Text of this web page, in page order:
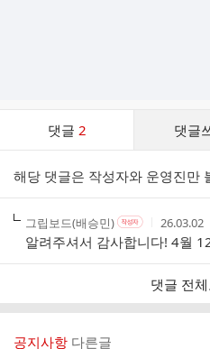
댓글 2 댓글
리
해당 댓글은 작성자와 운영진만
작
성
자
그립보드(배승민)작
성
자
본
부
작
성
자
작
성
시
간
26.03.02
알려주셔서 감사합니다! 4월
댓글 전
공지사항 다른글